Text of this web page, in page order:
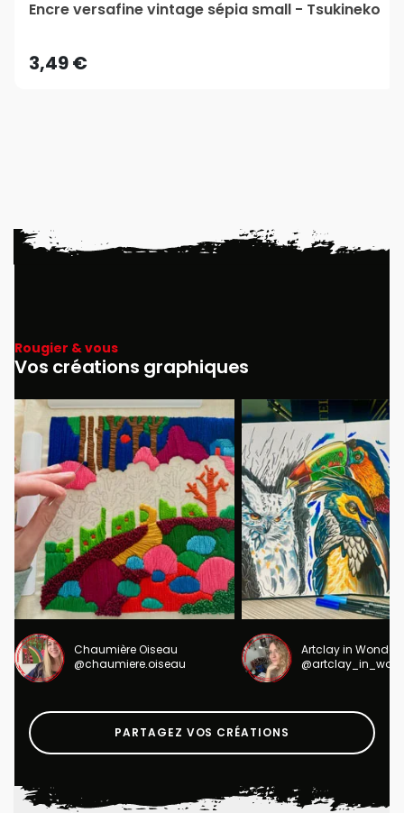
Encre versafine vintage sépia small - Tsukineko
3,49 €
Rougier & vous
Vos créations graphiques
Chaumière Oiseau
@chaumiere.oiseau
Artclay in
PARTAGEZ VOS CRÉATIONS